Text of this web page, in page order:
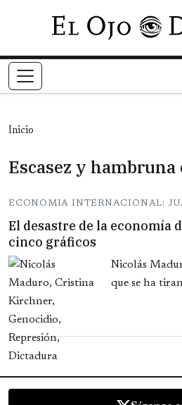
Inicio
Escasez y hambruna
ECONOMIA INTERNACIONAL:
El desastre de la economía
cinco gráficos
Nicolás
que se ha